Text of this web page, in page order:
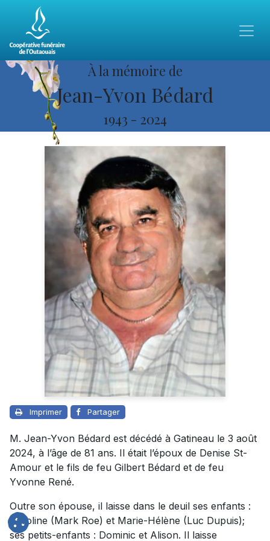
À la mémoire de
Jean-Yvon Bédard
1943 - 2024
Imprimer Partager
M. Jean-Yvon Bédard est décédé à Gatineau le 3 août
2024, à l’âge de 81 ans. Il était l’époux de Denise St-
Amour et le fils de feu Gilbert Bédard et de feu
Yvonne René.
Outre son épouse, il laisse dans le deuil ses enfants :
Caroline (Mark Roe) et Marie-Hélène (Luc Dupuis);
ses petits-enfants : Dominic et Alison. Il laisse